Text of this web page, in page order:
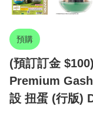
預購
(預訂訂金
Premium
設 扭蛋 (行版)